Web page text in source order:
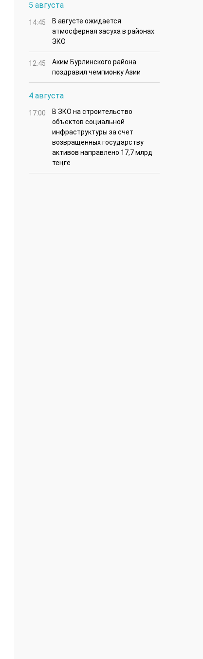
5 августа
14:45
В августе ожидается
атмосферная засуха в районах
ЗКО
12:45
Аким Бурлинского района
поздравил чемпионку Азии
4 августа
17:00
В ЗКО на строительство
объектов социальной
инфраструктуры за счет
возвращенных государству
активов направлено 17,7 млрд
теңге